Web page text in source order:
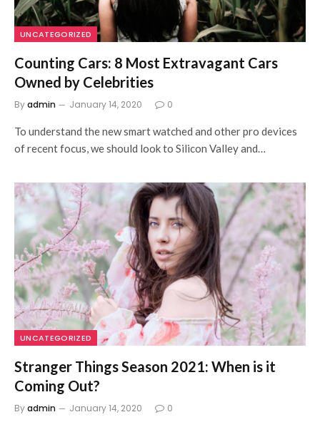
UNCATEGORIZED
Counting Cars: 8 Most Extravagant Cars
Owned by Celebrities
Byadmin January 14, 2020 0
To understand the new smart watched and other pro devices
of recent focus, we should look to Silicon Valley and…
UNCATEGORIZED
Stranger Things Season 2021: When is it
Coming Out?
Byadmin January 14, 2020 0